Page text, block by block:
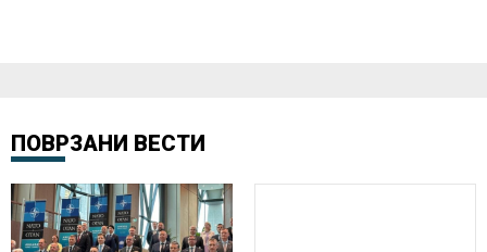
ПОВРЗАНИ ВЕСТИ